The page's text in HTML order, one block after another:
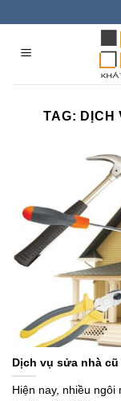
content
TAG: DỊCH
Dịch vụ sửa nhà
Hiện nay, nhiều